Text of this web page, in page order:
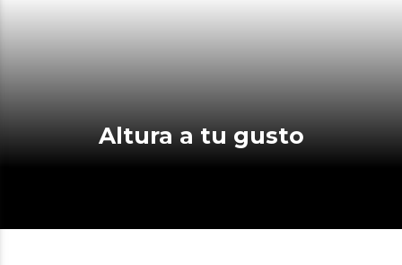
Altura a tu gusto